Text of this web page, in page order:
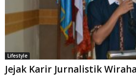
Lifestyle
Jejak Karir Jurnalistik